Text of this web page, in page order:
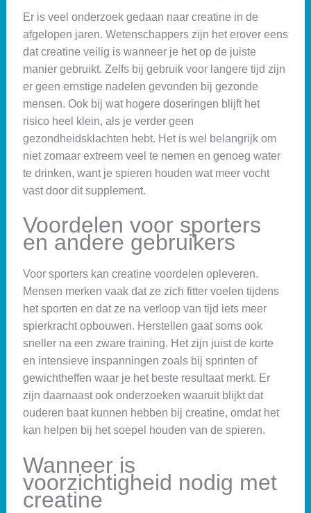
Er is veel onderzoek gedaan naar creatine in de
afgelopen jaren. Wetenschappers zijn het erover eens
dat creatine veilig is wanneer je het op de juiste
manier gebruikt. Zelfs bij gebruik voor langere tijd zijn
er geen ernstige nadelen gevonden bij gezonde
mensen. Ook bij wat hogere doseringen blijft het
risico heel klein, als je verder geen
gezondheidsklachten hebt. Het is wel belangrijk om
niet zomaar extreem veel te nemen en genoeg water
te drinken, want je spieren houden wat meer vocht
vast door dit supplement.
Voordelen voor sporters
en andere gebruikers
Voor sporters kan creatine voordelen opleveren.
Mensen merken vaak dat ze zich fitter voelen tijdens
het sporten en dat ze na verloop van tijd iets meer
spierkracht opbouwen. Herstellen gaat soms ook
sneller na een zware training. Het zijn juist de korte
en intensieve inspanningen zoals bij sprinten of
gewichtheffen waar je het beste resultaat merkt. Er
zijn daarnaast ook onderzoeken waaruit blijkt dat
ouderen baat kunnen hebben bij creatine, omdat het
kan helpen bij het soepel houden van de spieren.
Wanneer is
voorzichtigheid nodig met
creatine